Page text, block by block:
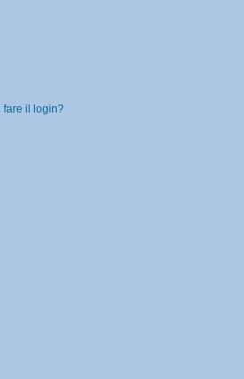
fare il login?